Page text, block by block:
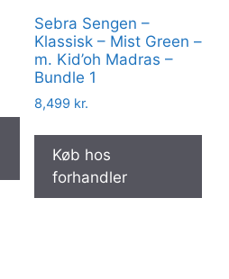
Sebra Sengen –
Klassisk – Mist Green –
m. Kid’oh Madras –
Bundle 1
8,499 kr.
Køb hos
forhandler